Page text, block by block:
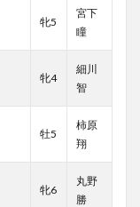
牝5
宮下
瞳
牝4
細川
智
牡5
柿原
翔
牝6
丸野
勝